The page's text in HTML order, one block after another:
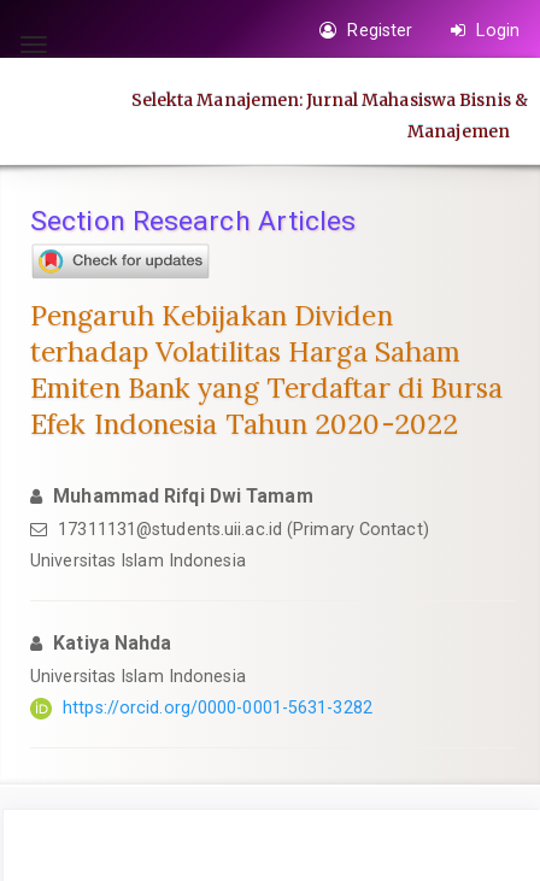
jump
Main
Main
Content
Toggle
Register Login
Selekta Manajemen: Jurnal Mahasiswa Bisnis &
Manajemen
Section Research Articles
Pengaruh Kebijakan Dividen
terhadap Volatilitas Harga Saham
Emiten Bank yang Terdaftar di Bursa
Efek Indonesia Tahun 2020-2022
Muhammad Rifqi Dwi Tamam
17311131@students.uii.ac.id (Primary Contact)
Universitas Islam Indonesia
Katiya Nahda
Universitas Islam Indonesia
https://orcid.org/0000-0001-5631-3282